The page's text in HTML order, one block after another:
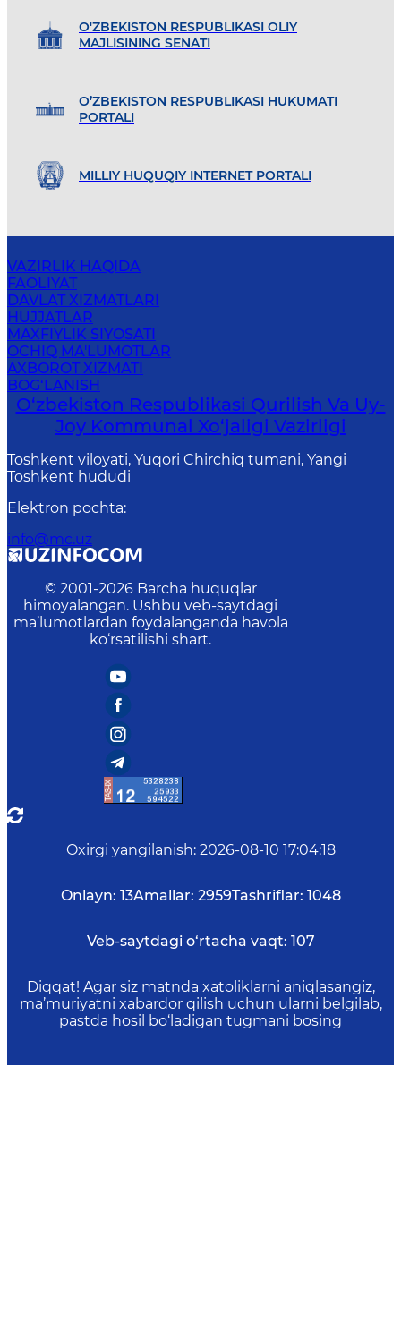
O'ZBEKISTON RESPUBLIKASI OLIY
MAJLISINING SENATI
O’ZBEKISTON RESPUBLIKASI HUKUMATI
PORTALI
MILLIY HUQUQIY INTERNET PORTALI
VAZIRLIK HAQIDA
FAOLIYAT
DAVLAT XIZMATLARI
HUJJATLAR
MAXFIYLIK SIYOSATI
OCHIQ MA'LUMOTLAR
AXBOROT XIZMATI
BOG‘LANISH
O‘zbekiston Respublikasi Qurilish Va Uy-
Joy Kommunal Xo‘jaligi Vazirligi
Toshkent viloyati, Yuqori Chirchiq tumani, Yangi
Toshkent hududi
Elektron pochta:
info@mc.uz
© 2001-2026 Barcha huquqlar
himoyalangan. Ushbu veb-saytdagi
ma’lumotlardan foydalanganda havola
ko‘rsatilishi shart.
Oxirgi yangilanish: 2026-08-10 17:04:18
Onlayn: 13Amallar: 2959Tashriflar: 1048
Veb-saytdagi o‘rtacha vaqt: 107
Diqqat! Agar siz matnda xatoliklarni aniqlasangiz,
ma’muriyatni xabardor qilish uchun ularni belgilab,
pastda hosil bo‘ladigan tugmani bosing